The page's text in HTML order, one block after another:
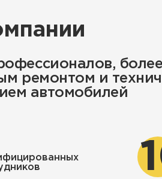
более
ремонтом и
автомобилей